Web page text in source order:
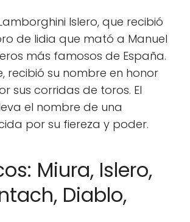
Islero, que recibió
de lidia que mató a Manuel
más famosos de España.
recibió su nombre en honor
sus corridas de toros. El
el nombre de una
por su fiereza y poder.
Miura, Islero,
Diablo,